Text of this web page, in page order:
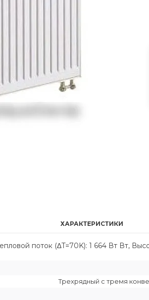
ХАРАКТЕРИСТИКИ
поток (ΔT=70K): 1 664 Вт Вт,
Трехрядный с тремя